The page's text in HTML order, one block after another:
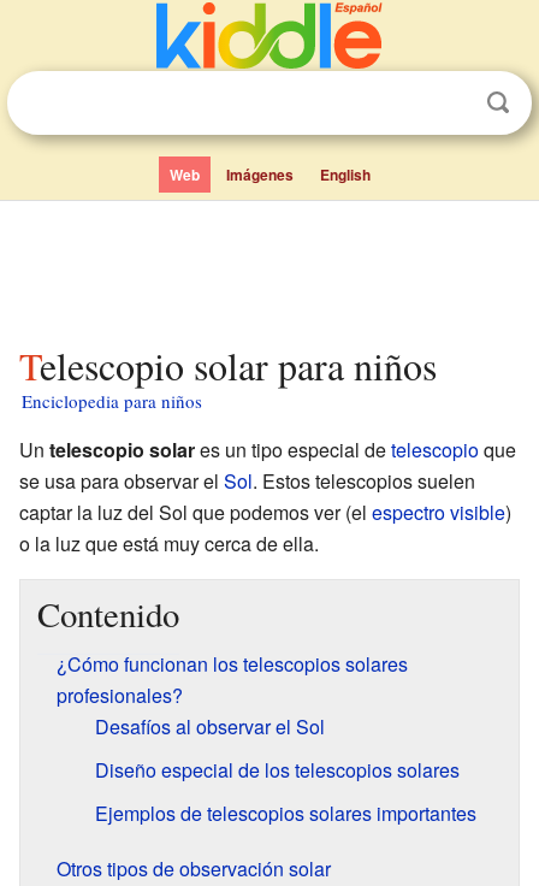
Web Imágenes English
Telescopio solar para niños
Enciclopedia para niños
Un telescopio solares un tipo especial detelescopioque
se usa para observar el Sol. Estos telescopios suelen
captar la luz del Sol que podemos ver (el espectro visible)
o la luz que está muy cerca de ella.
Contenido
¿Cómo funcionan los telescopios solares
profesionales?
Desafíos al observar el Sol
Diseño especial de los telescopios solares
Ejemplos de telescopios solares importantes
Otros tipos de observación solar